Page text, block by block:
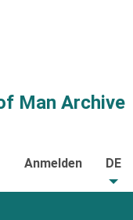
Man Archive
Anmelden DE